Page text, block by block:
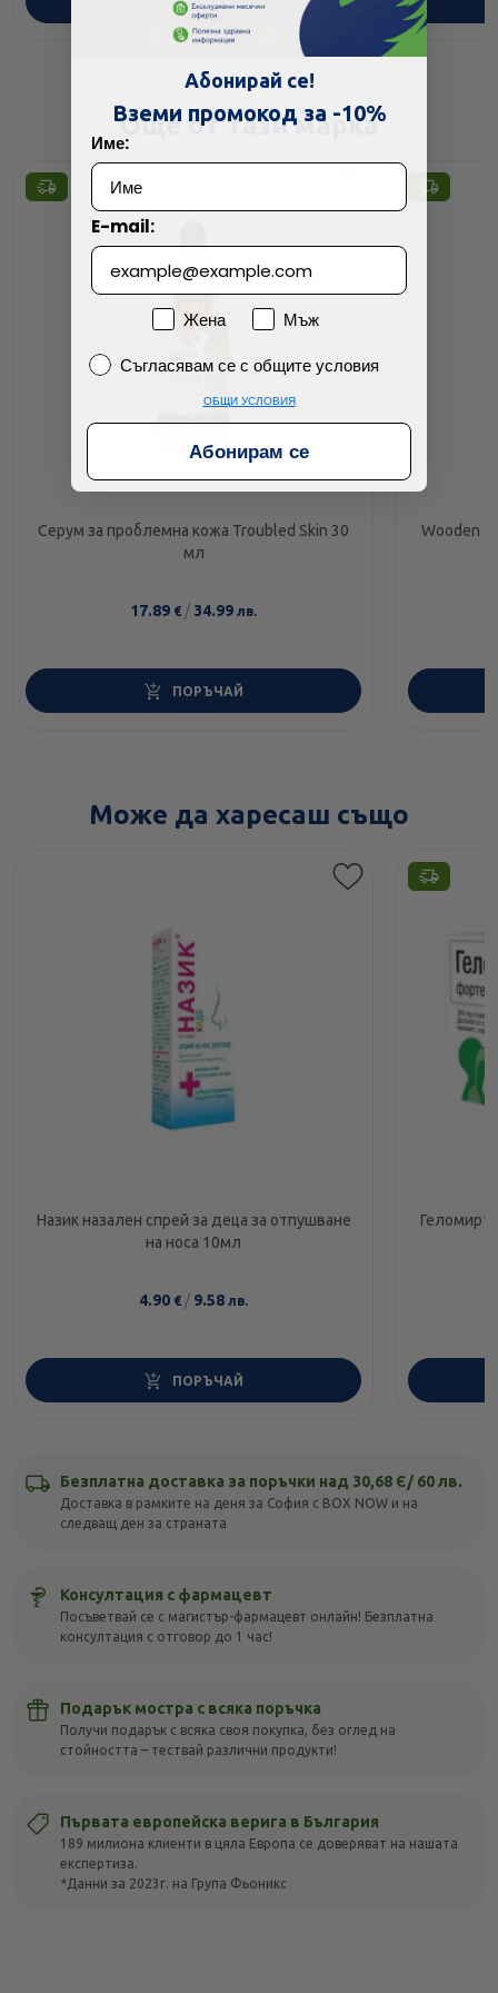
Още от тази марка
Серум за проблемна кожа Troubled Skin 30
мл
17.89 € / 34.99 лв.
ПОРЪЧАЙ
Wooden
Може да харесаш също
Назик назален спрей за деца за отпушване
на носа 10мл
4.90 € / 9.58 лв.
ПОРЪЧАЙ
Безплатна доставка за поръчки над 30,68 Є/ 60 лв.
Доставка в рамките на деня за София с BOX NOW и на
следващ ден за страната
Консултация с фармацевт
Посъветвай се с магистър-фармацевт онлайн! Безплатна
консултация с отговор до 1 час!
Подарък мостра с всяка поръчка
Получи подарък с всяка своя покупка, без оглед на
стойността – тествай различни продукти!
Първата европейска верига в България
189 милиона клиенти в цяла Европа се доверяват на нашата
експертиза.
*Данни за 2023г. на Група Фьоникс
Абонирай се!
Вземи промокод за -10%
Име:
E-mail:
ПолЖена
Мъж
Съгласявам се с общите условия
Съгласявам се с общите условия
ОБЩИ УСЛОВИЯ
Абонирам се